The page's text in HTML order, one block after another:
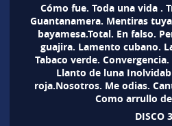
Cómo fue. Toda una vida .
Guantanamera. Mentiras
bayamesa.Total. En falso.
guajira. Lamento cubano.
Tabaco verde.
Llanto de luna
roja.Nosotros. Me odias.
Como arrullo
DISCO 3